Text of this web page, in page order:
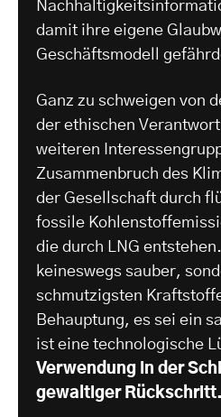
damit ihre eigene
Geschäftsmodell
Ganz zu schweigen von
der ethischen
weiteren
Zusammenbruch des
der Gesellschaft durch
fossile
die durch LNG
keineswegs sauber,
schmutzigsten
Behauptung, es sei ein
ist eine technologische
Verwendung in der
gewaltiger Rückschritt.